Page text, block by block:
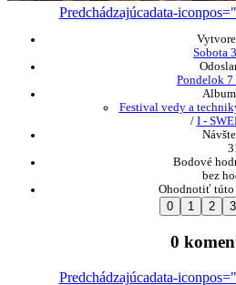
Predchádzajúcadata-
Sobota
Pondelok 7
Festival vedy a
/ I -
Bodové
bez
Ohodnotiť túto
0
Predchádzajúcadata-